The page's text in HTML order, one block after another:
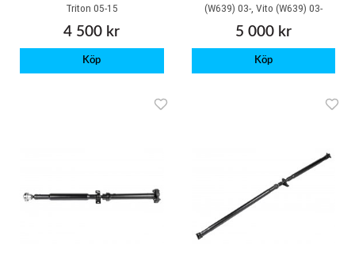
Triton 05-15
4 500 kr
Köp
(W639) 03-, Vito (W639) 03-
5 000 kr
Köp